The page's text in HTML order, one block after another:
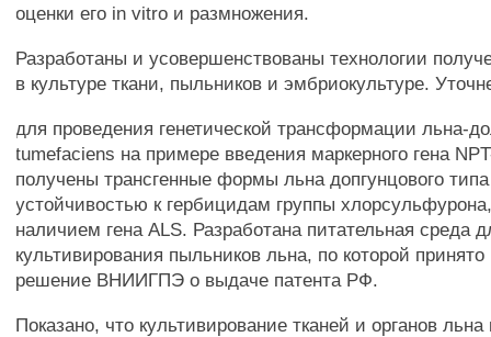
оценки его in vitro и размножения.
Разработаны и усовершенствованы технологии
в культуре ткани, пыльников и эмбриокультуре.
для проведения генетической трансформации льна-
tumefaciens на примере введения маркерного гена
получены трансгенные формы льна допгунцового
устойчивостью к гербицидам группы
наличием гена ALS. Разработана питательная среда
культивирования пыльников льна, по которой
решение ВНИИГПЭ о выдаче патента РФ.
Показано, что культивирование тканей и органов